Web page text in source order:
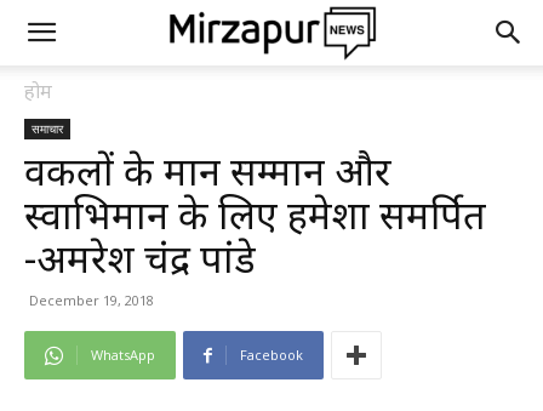
होम
समाचार
वकीलों के मान सम्मान और
स्वाभिमान के लिए हमेशा समर्पित
-अमरेश चंद्र पांडे
December 19, 2018
WhatsApp Facebook